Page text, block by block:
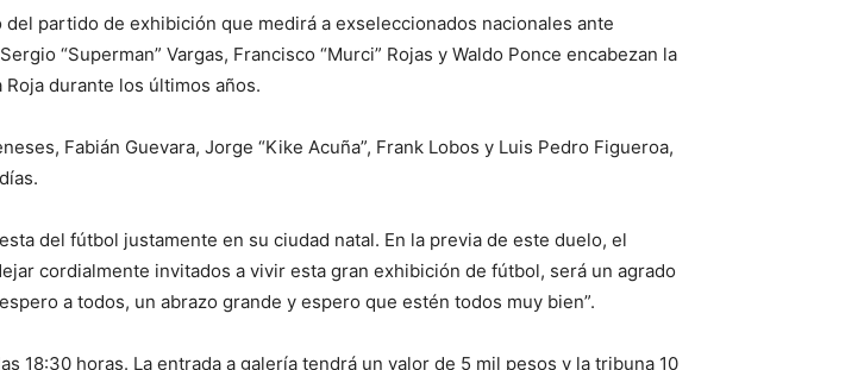
partido de exhibición que medirá a exseleccionados nacionales ante
“Superman” Vargas, Francisco “Murci” Rojas y Waldo Ponce encabezan la
durante los últimos años.
Fabián Guevara, Jorge “Kike Acuña”, Frank Lobos y Luis Pedro Figueroa,
del fútbol justamente en su ciudad natal. En la previa de este duelo, el
cordialmente invitados a vivir esta gran exhibición de fútbol, será un agrado
a todos, un abrazo grande y espero que estén todos muy bien”.
18:30 horas. La entrada a galería tendrá un valor de 5 mil pesos y la tribuna 10